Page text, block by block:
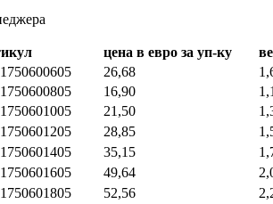
цена в евро за уп-ку
26,68
16,90
21,50
28,85
35,15
49,64
52,56